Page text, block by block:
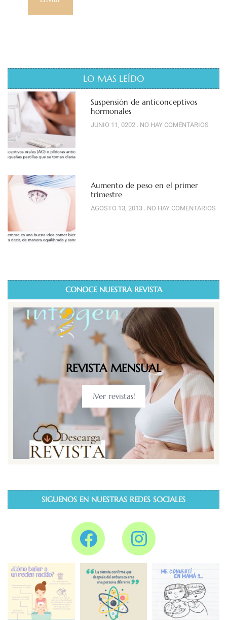
LO MAS LEÍDO
Suspensión de anticonceptivos
hormonales
JUNIO 11, 0202 NO HAY COMENTARIOS
Aumento de peso en el primer
trimestre
AGOSTO 13, 2013 NO HAY COMENTARIOS
CONOCE NUESTRA REVISTA
REVISTA MENSUAL
¡Ver revistas!
SIGUENOS EN NUESTRAS REDES SOCIALES